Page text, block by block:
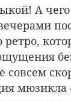
А
мюзикла